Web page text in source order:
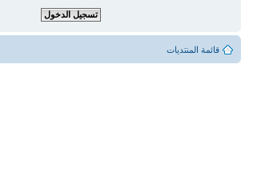
قائمة المنتديات